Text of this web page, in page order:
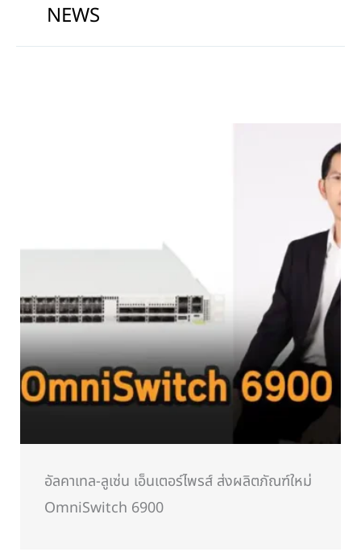
NEWS
อัลคาเทล-ลูเซ่น เอ็นเตอร์ไพรส์ ส่งผลิตภัณฑ์ใหม่
OmniSwitch 6900